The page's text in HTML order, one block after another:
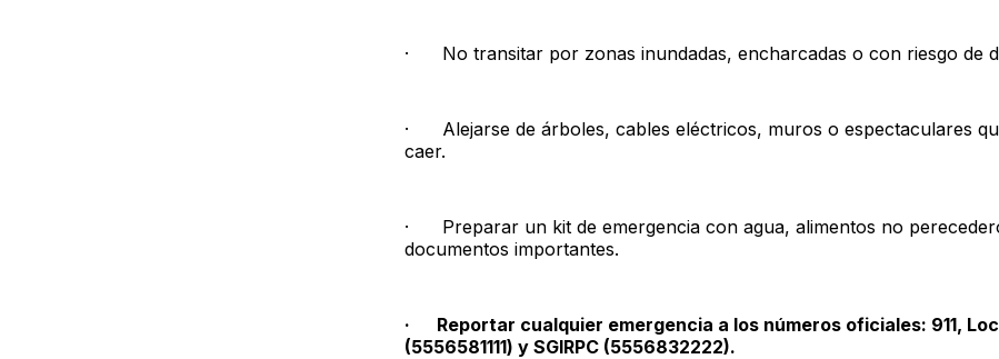
· No transitar por zonas inundadas, encharcadas o con riesgo de
· Alejarse de árboles, cables eléctricos, muros o espectaculares
caer.
· Preparar un kit de emergencia con agua, alimentos no
documentos importantes.
· Reportar cualquier emergencia a los números oficiales: 911,
(5556581111) y SGIRPC (5556832222).